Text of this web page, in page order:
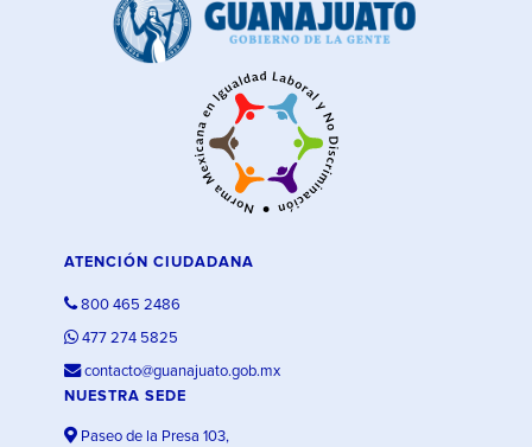
ATENCIÓN CIUDADANA
800 465 2486
477 274 5825
contacto@guanajuato.gob.mx
NUESTRA SEDE
Paseo de la Presa 103,